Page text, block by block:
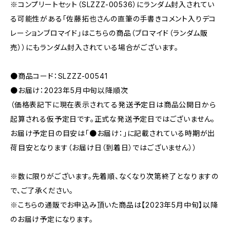
※コンプリートセット（SLZZZ-00536）にランダム封入されてい
る可能性がある「佐藤拓也さんの直筆の手書きコメント入りデコ
レーションブロマイド」はこちらの商品（ブロマイド（ランダム販
売））にもランダム封入されている場合がございます。
●商品コード：SLZZZ-00541
●お届け：2023年5月中旬以降順次
（価格表記下に現在表示されてる発送予定日は商品公開日から
起算される仮予定日です。正式な発送予定日ではございません。
お届け予定日の目安は「●お届け：」に記載されている時期が出
荷目安となります（お届け日（到着日）ではございません））
※数に限りがございます。先着順、なくなり次第終了となりますの
で、ご了承ください。
※こちらの通販でお申込み頂いた商品は【2023年5月中旬】以降
のお届け予定になります。